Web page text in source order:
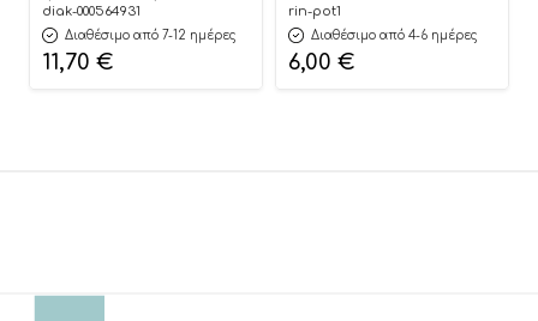
Φαγητοδοχείο 800ml-
Παγούρι Ανοξείδωτο
500ml | Must
5205698741432
diak-000564931
Διαθέσιμο από 7-12 ημέρες
11,70 €
30,5x10cm | ΠΟΤ1
Riniotis
rin-pot1
Διαθέσιμο από 4-6 ημέρες
6,00 €